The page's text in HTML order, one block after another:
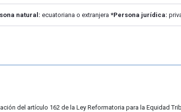
natural: ecuatoriana o extranjera*Persona jurídica:
del artículo 162 de la Ley Reformatoria para la Equidad